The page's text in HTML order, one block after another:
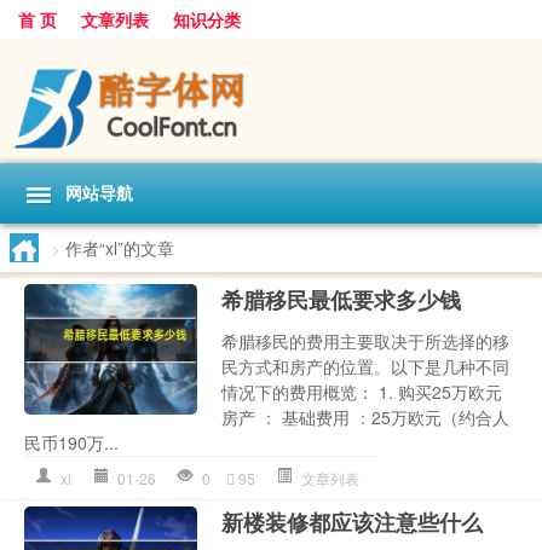
首 页 文章列表 知识分类
网站导航
> 作者“xl”的文章
希腊移民最低要求多少钱
希腊移民的费用主要取决于所选择的移
民方式和房产的位置。以下是几种不同
情况下的费用概览： 1. 购买25万欧元
房产 ： 基础费用 ：25万欧元（约合人
民币190万...
xl 01-26 0 95 文章列表
新楼装修都应该注意些什么